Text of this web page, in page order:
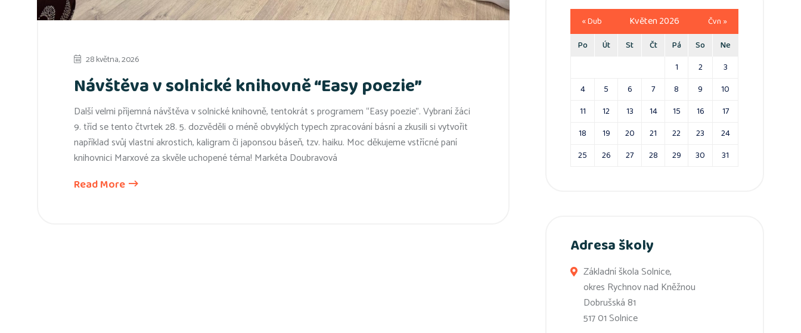
28 května, 2026
Návštěva v solnické knihovně “Easy poezie”
Další velmi příjemná návštěva v solnické knihovně, tentokrát s programem “Easy poezie”. Vybraní žáci
9. tříd se tento čtvrtek 28. 5. dozvěděli o méně obvyklých typech zpracování básní a zkusili si vytvořit
například svůj vlastní akrostich, kaligram či japonsou báseň, tzv. haiku. Moc děkujeme vstřícné paní
knihovnici Marxové za skvěle uchopené téma! Markéta Doubravová
Read More
Květen 2026
Po Út St Čt Pá So
Ne
1
2
3
4
5 6 7 8 9
10
11
12 13 14 15 16
17
18
19 20 21 22 23
24
25
26 27 28 29 30 31
« Dub Čvn »
Adresa školy
Základní škola Solnice,
okres Rychnov nad Kněžnou
Dobrušská 81
517 01 Solnice